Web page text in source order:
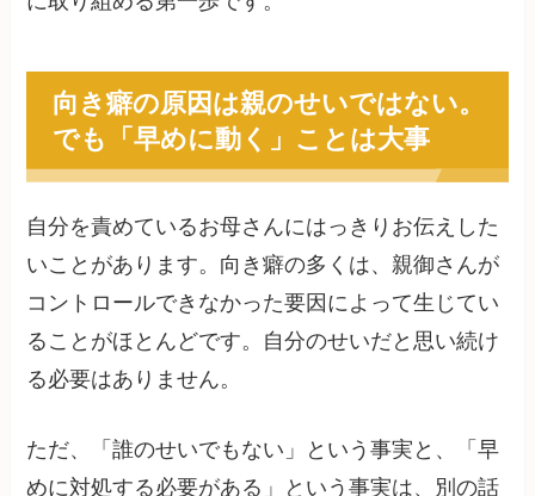
向き癖の原因は親のせいではない。
でも「早めに動く」ことは大事
自分を責めているお母さんにはっきりお伝えした
いことがあります。向き癖の多くは、親御さんが
コントロールできなかった要因によって生じてい
ることがほとんどです。自分のせいだと思い続け
る必要はありません。
ただ、「誰のせいでもない」という事実と、「早
めに対処する必要がある」という事実は、別の話